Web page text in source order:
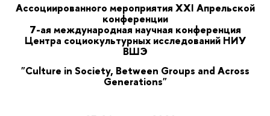
Ассоциированного мероприятия XXI Апрельской
конференции
7-ая международная научная конференция
Центра социокультурных исследований НИУ
ВШЭ
"Culture in Society, Between Groups and Across
Generations"